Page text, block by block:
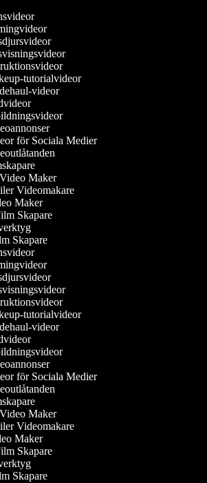
tutorialvideor
videor
för Sociala Medier
Video Maker
Videomakare
Maker
Skapare
Skapare
tutorialvideor
videor
för Sociala Medier
Video Maker
Videomakare
Maker
Skapare
Skapare